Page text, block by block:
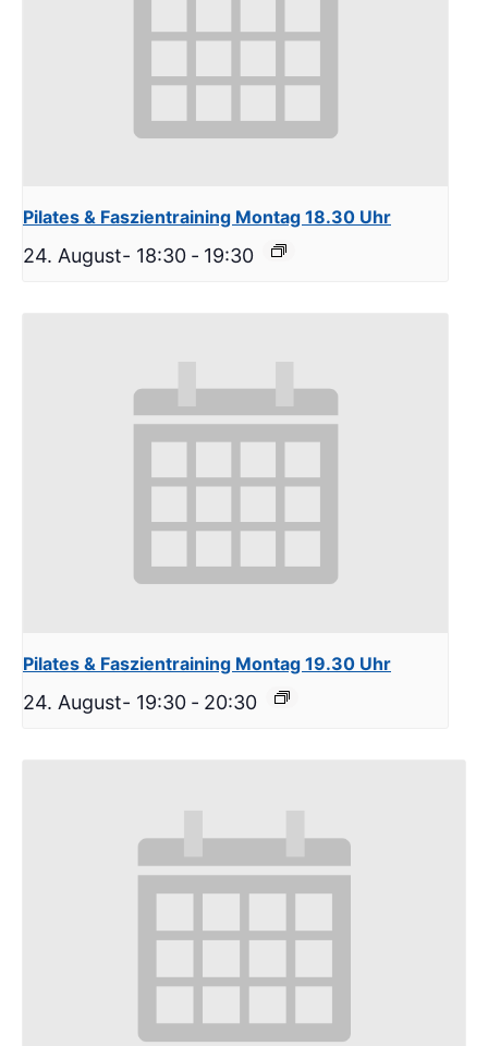
Pilates & Faszientraining Montag 18.30 Uhr
24. August- 18:30 - 19:30
Pilates & Faszientraining Montag 19.30 Uhr
24. August- 19:30 - 20:30